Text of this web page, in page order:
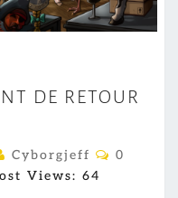
DE RETOUR
Cyborgjeff
C
0
Views: 64